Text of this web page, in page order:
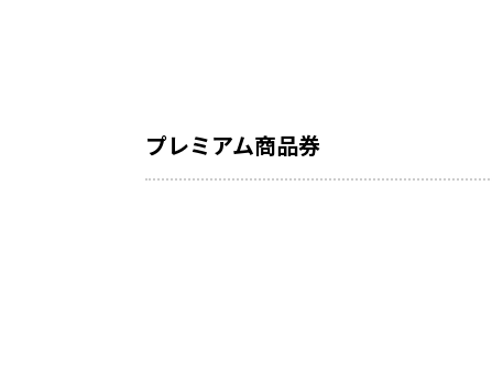
プレミアム商品券